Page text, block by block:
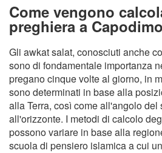
Come vengono
preghiera a
Gli awkat salat, conosciuti anche
sono di fondamentale importanza
pregano cinque volte al giorno, in
sono determinati in base alla
alla Terra, così come all'angolo del
all'orizzonte. I metodi di calcolo
possono variare in base alla
scuola di pensiero islamica a cui